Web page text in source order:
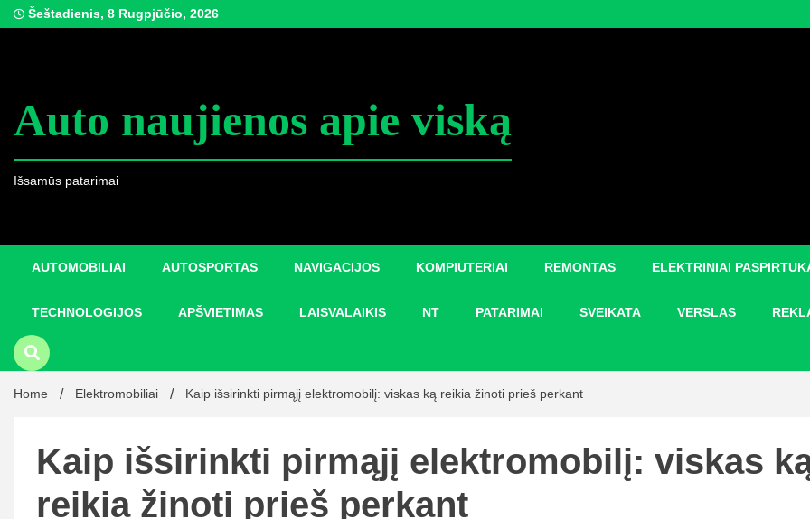
Skip
to
Šeštadienis, 8 Rugpjūčio, 2026
Auto naujienos apie viską
Išsamūs patarimai
AUTOMOBILIAI AUTOSPORTAS NAVIGACIJOS KOMPIUTERIAI REMONTAS ELEKTRINIAI
TECHNOLOGIJOS APŠVIETIMAS LAISVALAIKIS NT PATARIMAI SVEIKATA VERSLAS
Home Elektromobiliai Kaip išsirinkti pirmąjį elektromobilį: viskas ką reikia žinoti prieš perkant
Kaip išsirinkti pirmąjį elektromobilį: viskas
reikia žinoti prieš perkant